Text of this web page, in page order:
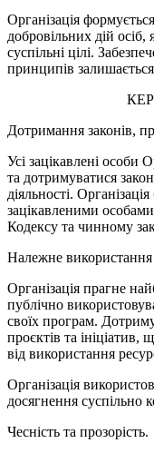
Організація
добровільних дій осіб,
суспільні цілі.
принципів
Дотримання законів,
Усі зацікавлені особи
та дотримуватися
діяльності.
зацікавленими
Кодексу та чинному
Належне використання
Організація прагне
публічно
своїх програм.
проєктів та
від використання
Організація
досягнення суспільно
Чесність та прозорість.